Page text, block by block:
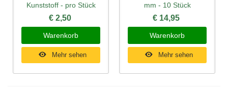
Kunststoff - pro Stück
€ 2,50
Warenkorb
Mehr sehen
mm - 10 Stück
€ 14,95
Warenkorb
Mehr sehen